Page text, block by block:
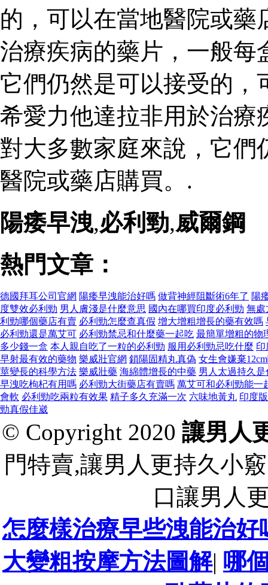
的，可以在當地醫院或
治療疾病的藥片，一般每
它們仍然是可以接受的，
希愛力他達拉非用於治療
對大多數家庭來說，它們
醫院或藥店購買。.
陽痿早洩,必利勁,威爾鋼
熱門文章：
德國拜耳公司官網 陽痿早洩能治好嗎 做背神經阻斷術6年了 陽
度雙效必利勁 男人膚淺是什麼意思 國內在哪買印度必利勁 無處
利勁哪個藥店有賣 必利勁怎麼查真假 增大增粗增長的藥有效嗎
必利勁還是萬艾可 必利勁禁忌和什麼藥一起吃 最簡單增粗的物
多少錢一盒 本人親自吃了一粒的必利勁 服用必利勁忌吃什麼 印
早射最有效的藥物 樂威壯官網 鎖陽固精丸真偽 女生會嫌棄
莖變長的科學方法 樂威壯藥 海綿體增長的中藥 男人太過持久
早洩吃枸杞有用嗎 必利勁大街藥店有賣嗎 萬艾可和必利勁能一
會軟 必利勁吃兩粒有效果 精子多久充滿一次 六味地黃丸 印度
勁真假佳崴
© Copyright 2020 讓男人
門特賣,讓男人更持久小
口讓男人
怎麼樣治療早些洩能治好
大變粗按摩方法圖解| 哪